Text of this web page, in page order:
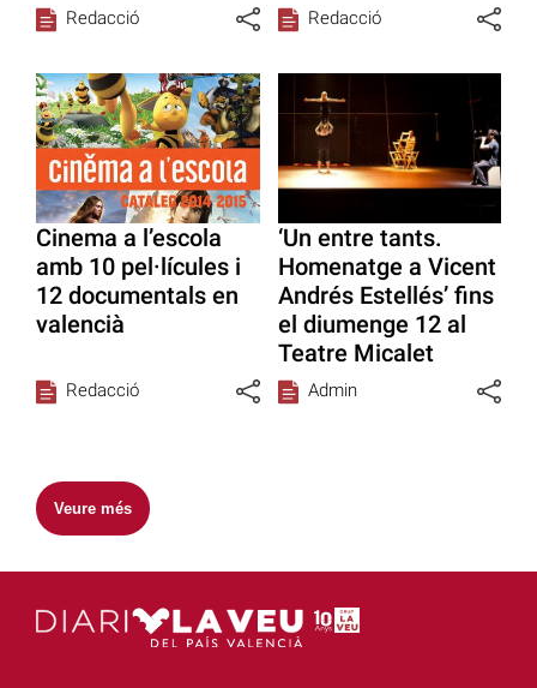
Redacció Redacció
Cinema a l’escola
amb 10 pel·lícules i
12 documentals en
valencià
Redacció
‘Un entre tants.
Homenatge a Vicent
Andrés Estellés’ fins
el diumenge 12 al
Teatre Micalet
Admin
Veure més